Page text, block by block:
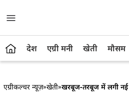
देश एग्री मनी खेती मौसम
एग्रीकल्चर न्यूज़»खेती»खरबूज-तरबूज में लगी नई